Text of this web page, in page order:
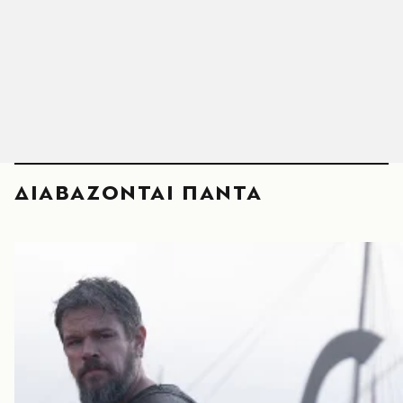
ΔΙΑΒΑΖΟΝΤΑΙ ΠΑΝΤΑ